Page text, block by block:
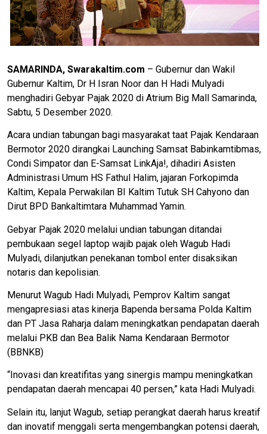
SAMARINDA, Swarakaltim.com – Gubernur dan Wakil
Gubernur Kaltim, Dr H Isran Noor dan H Hadi Mulyadi
menghadiri Gebyar Pajak 2020 di Atrium Big Mall Samarinda,
Sabtu, 5 Desember 2020.
Acara undian tabungan bagi masyarakat taat Pajak Kendaraan
Bermotor 2020 dirangkai Launching Samsat Babinkamtibmas,
Condi Simpator dan E-Samsat LinkAja!, dihadiri Asisten
Administrasi Umum HS Fathul Halim, jajaran Forkopimda
Kaltim, Kepala Perwakilan BI Kaltim Tutuk SH Cahyono dan
Dirut BPD Bankaltimtara Muhammad Yamin.
Gebyar Pajak 2020 melalui undian tabungan ditandai
pembukaan segel laptop wajib pajak oleh Wagub Hadi
Mulyadi, dilanjutkan penekanan tombol enter disaksikan
notaris dan kepolisian.
Menurut Wagub Hadi Mulyadi, Pemprov Kaltim sangat
mengapresiasi atas kinerja Bapenda bersama Polda Kaltim
dan PT Jasa Raharja dalam meningkatkan pendapatan daerah
melalui PKB dan Bea Balik Nama Kendaraan Bermotor
(BBNKB)
“Inovasi dan kreatifitas yang sinergis mampu meningkatkan
pendapatan daerah mencapai 40 persen,” kata Hadi Mulyadi.
Selain itu, lanjut Wagub, setiap perangkat daerah harus kreatif
dan inovatif menggali serta mengembangkan potensi daerah,